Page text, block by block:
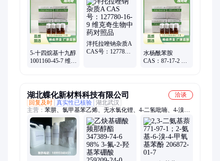
5-十四烷基十九醇
1001160-45-7 维克
泮托拉唑钠杂质A
CAS号：127780-
水杨酰苯胺
CAS：87-17-2 维
湖北蝶化新材料科技有限公司
洽谈
回复及时 真实性已核验 湖北武汉
主营： 苯肼、氯甲基苯乙烯、无水氯化锂、4-二氢吡喃、4-溴靛
红、叔丁醇钾、丙酰乙酸甲酯、邻硝基苯磺酰氯、碘甲烷、亚磷
酸三苯酯、苯并噻唑、苄胺、苯基锂、三丁基膦、四羟基二硼